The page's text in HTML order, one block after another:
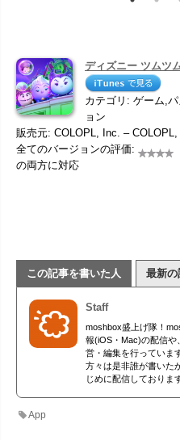
ディズニー ツムツ
カテゴリ: ゲーム,
ョン
販売元: COLOPL, Inc. – COLOPL,
全てのバージョンの評価:
の両方に対応
この記事を書いた人 最新の
Staff
moshbox盛上げ隊！
報(iOS・Mac)の配信や
営・編集を行っていま
方々は是非誰が書いた
じめに配信しておりま
App